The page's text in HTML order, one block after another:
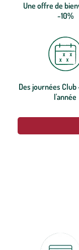
Une offre de
-10%
Des journées Club
l'année